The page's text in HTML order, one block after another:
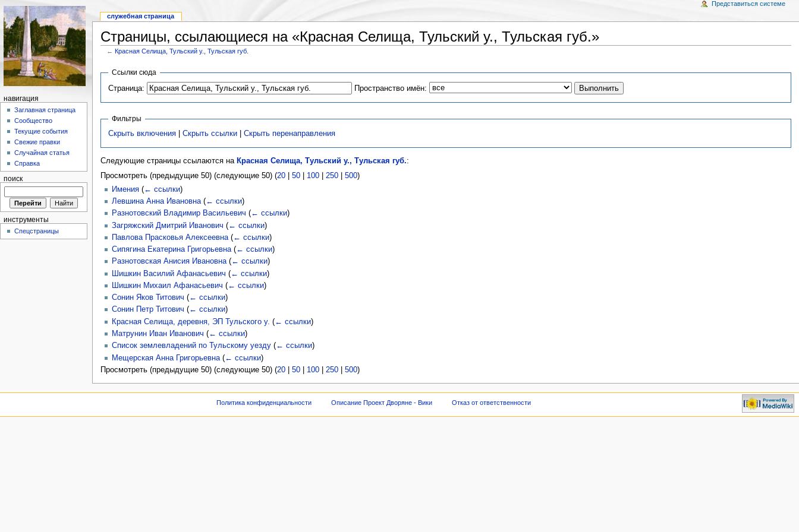
Страницы, ссылающиеся на «Красная Селища, Тульский у., Тульская губ.»
←Красная Селища, Тульский у., Тульская губ.
Ссылки сюда
Страница:
Пространство имён:
Фильтры
Скрыть включения |Скрыть ссылки |Скрыть перенаправления
Следующие страницы ссылаются на Красная Селища, Тульский у., Тульская губ.:
Просмотреть (предыдущие 50) (следующие 50) (20| 50| 100| 250| 500)
Имения (← ссылки)
Левшина Анна Ивановна (← ссылки)
Разнотовский Владимир Васильевич (← ссылки)
Загряжский Дмитрий Иванович (← ссылки)
Павлова Прасковья Алексеевна (← ссылки)
Сипягина Екатерина Григорьевна (← ссылки)
Разнотовская Анисия Ивановна (← ссылки)
Шишкин Василий Афанасьевич (← ссылки)
Шишкин Михаил Афанасьевич (← ссылки)
Сонин Яков Титович (← ссылки)
Сонин Петр Титович (← ссылки)
Красная Селища, деревня, ЭП Тульского у. (← ссылки)
Матрунин Иван Иванович (← ссылки)
Список землевладений по Тульскому уезду (← ссылки)
Мещерская Анна Григорьевна (← ссылки)
Просмотреть (предыдущие 50) (следующие 50) (20| 50| 100| 250| 500)
служебная страница
Представиться системе
навигация
Заглавная страница
Сообщество
Текущие события
Свежие правки
Случайная статья
Справка
поиск
инструменты
Спецстраницы
Политика конфиденциальности Описание Проект Дворяне - Вики Отказ от ответственности